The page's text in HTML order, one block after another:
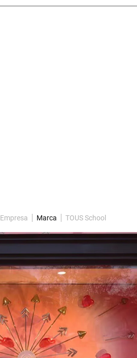
Empresa Marca TOUS School